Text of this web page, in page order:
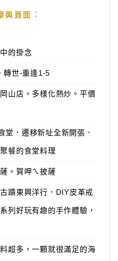
與頁面︰
的掛念
轉世-重逢1-5
山店。多樣化熱炒。平價
堂．遷移新址全新開張．
餐的食堂料理
。賀呷ㄟ披薩
蹟東興洋行．DIY皮革戒
列好玩有趣的手作體驗，
超多，一顆就很滿足的海